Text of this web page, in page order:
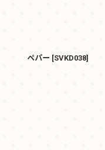
ペパー [SVKD038]